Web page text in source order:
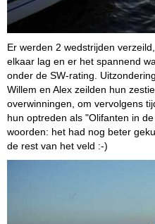
Er werden 2 wedstrijden
elkaar lag en er het spannend
onder de SW-rating.
Willem en Alex zeilden hun
overwinningen, om vervolgens
hun optreden als "Olifanten in
woorden: het had nog beter
de rest van het veld :-)